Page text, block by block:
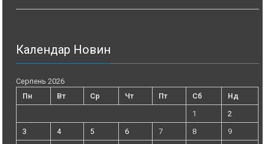
Календар Новин
Серпень 2026
Пн
Вт Ср Чт Пт Сб
Нд
1
2
3
4 5 6 7 8
9